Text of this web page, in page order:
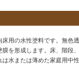
用の水性塗料です。無色
を形成します。床、階段
水または薄めた家庭用中